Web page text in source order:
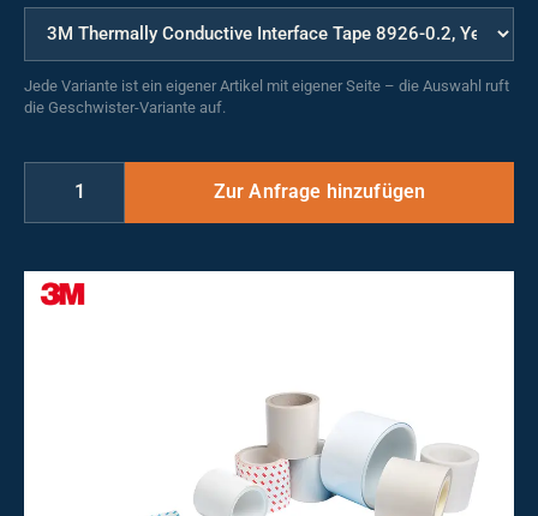
Jede Variante ist ein eigener Artikel mit eigener Seite – die Auswahl ruft
die Geschwister-Variante auf.